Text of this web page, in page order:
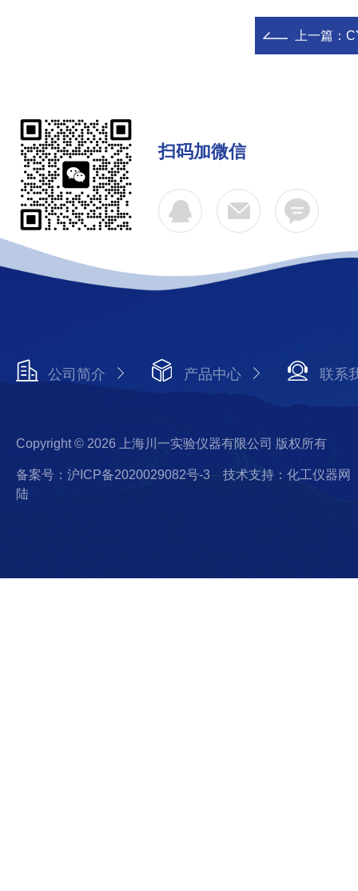
上一篇：
扫码加微信
公司简介 产品中心 联系
Copyright © 2026 上海川一实验仪器有限公司 版权所有
备案号：沪ICP备2020029082号-3
技术支持：化工仪器网
陆